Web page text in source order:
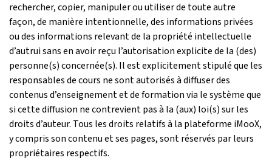
rechercher, copier, manipuler ou utiliser de toute autre
façon, de manière intentionnelle, des informations privées
ou des informations relevant de la propriété intellectuelle
d’autrui sans en avoir reçu l’autorisation explicite de la (des)
personne(s) concernée(s). Il est explicitement stipulé que les
responsables de cours ne sont autorisés à diffuser des
contenus d’enseignement et de formation via le système que
si cette diffusion ne contrevient pas à la (aux) loi(s) sur les
droits d’auteur. Tous les droits relatifs à la plateforme iMooX,
y compris son contenu et ses pages, sont réservés par leurs
propriétaires respectifs.